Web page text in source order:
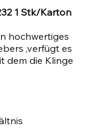
1 Stk/Karton
hochwertiges
,verfügt es
dem die Klinge